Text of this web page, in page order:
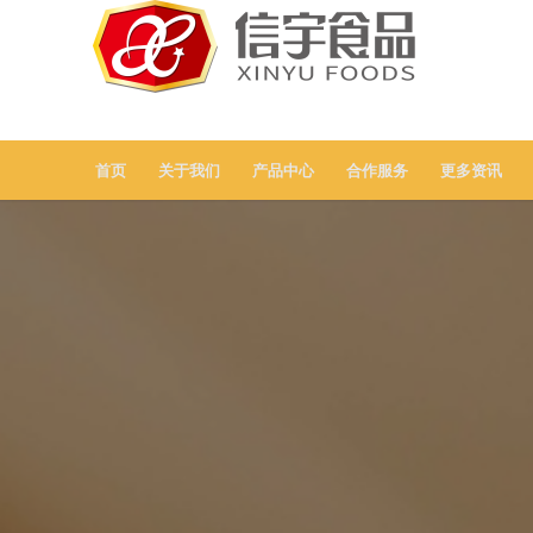
首页 关于我们 产品中心 合作服务 更多资讯